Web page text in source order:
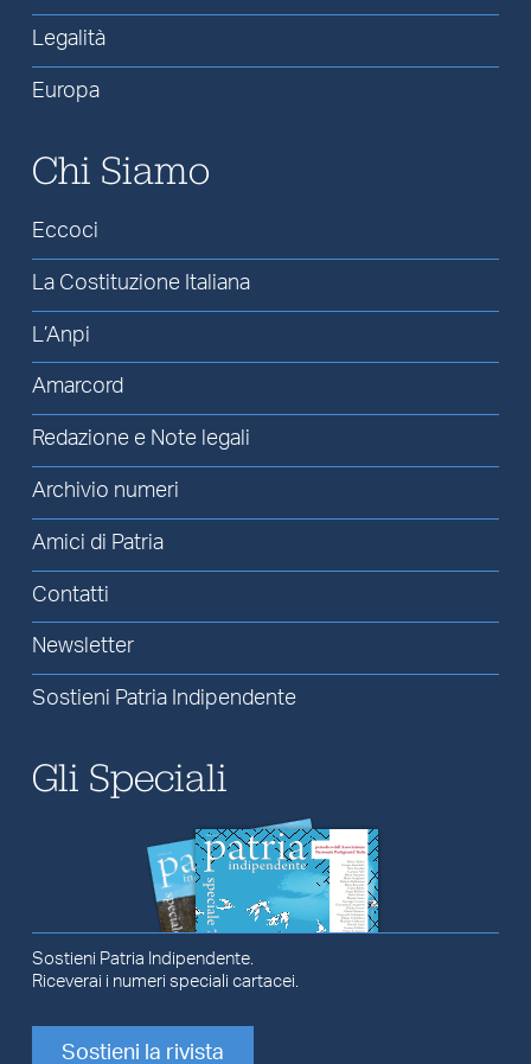
Legalità
Europa
Chi Siamo
Eccoci
La Costituzione Italiana
L’Anpi
Amarcord
Redazione e Note legali
Archivio numeri
Amici di Patria
Contatti
Newsletter
Sostieni Patria Indipendente
Gli Speciali
Sostieni Patria Indipendente.
Riceverai i numeri speciali cartacei.
Sostieni la rivista